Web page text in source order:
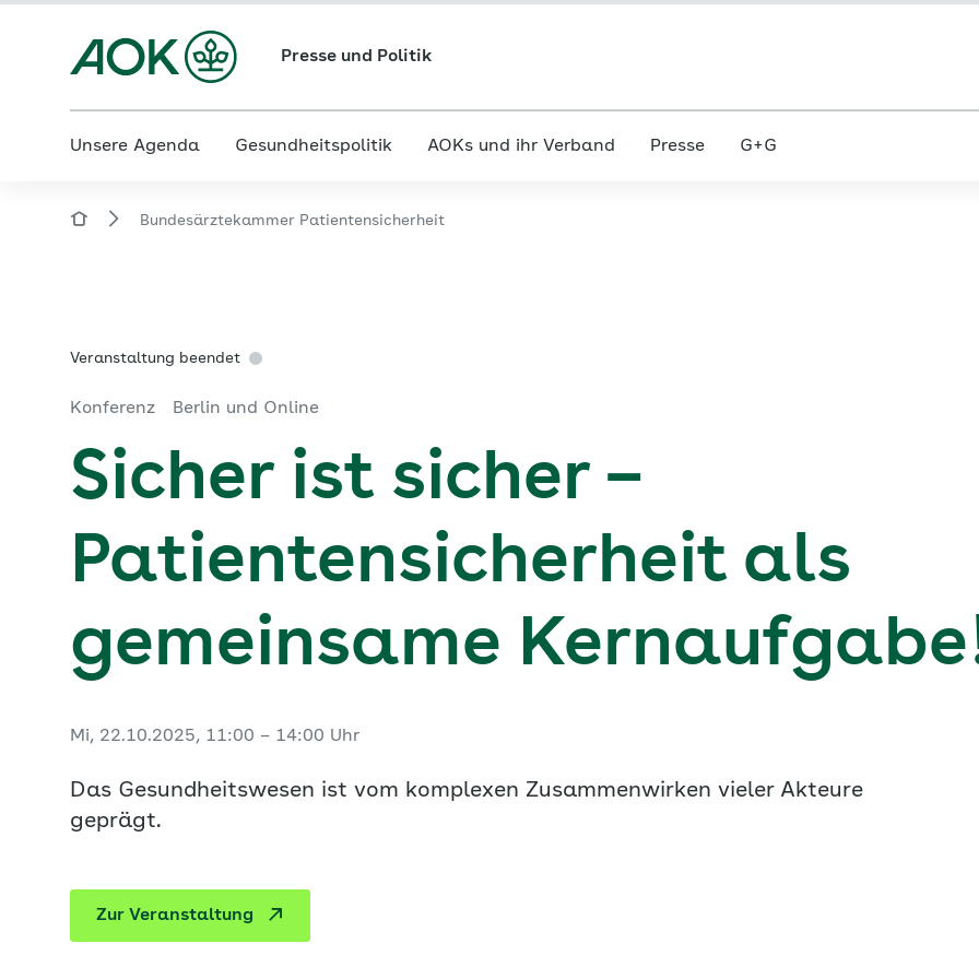
Presse und Politik
Unsere Agenda Gesundheitspolitik AOKs und ihr Verband Presse G+G
Bundesärztekammer Patientensicherheit
Veranstaltung beendet
Konferenz Berlin und Online
Sicher ist sicher –
Patientensicherheit als
gemeinsame
Mi, 22.10.2025, 11:00 – 14:00 Uhr
Das Gesundheitswesen ist vom komplexen Zusammenwirken vieler Akteure
geprägt.
Zur Veranstaltung